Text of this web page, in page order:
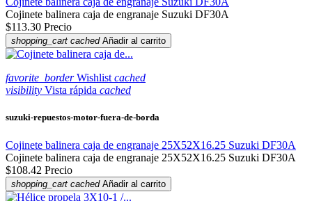
Cojinete balinera caja de engranaje Suzuki DF30A
$113.30 Precio
shopping_cart cached Añadir al carrito
favorite_border Wishlist cached
visibility Vista rápida cached
suzuki-repuestos-motor-fuera-de-borda
Cojinete balinera caja de engranaje 25X52X16.25 Suzuki DF30A
Cojinete balinera caja de engranaje 25X52X16.25 Suzuki DF30A
$108.42 Precio
shopping_cart cached Añadir al carrito